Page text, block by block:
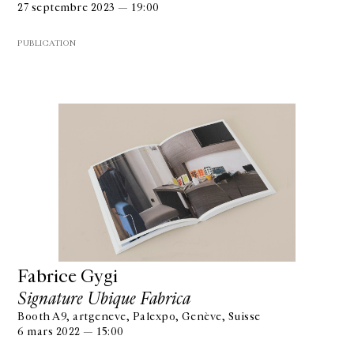
27 septembre 2023 — 19:00
PUBLICATION
Fabrice Gygi
Signature Ubique Fabrica
Booth A9, artgeneve, Palexpo, Genève, Suisse
6 mars 2022 — 15:00